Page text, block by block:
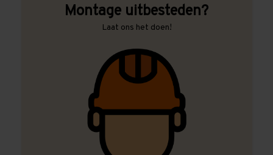
Montage uitbesteden?
Laat ons het doen!